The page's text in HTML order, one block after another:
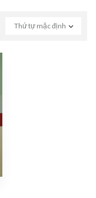
Thứ tự mặc định